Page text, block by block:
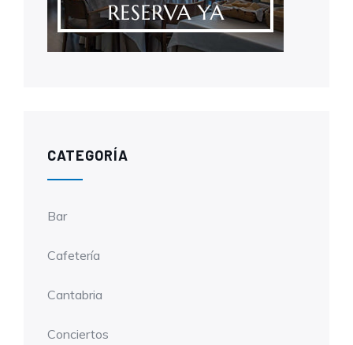
CATEGORÍA
Bar
Cafetería
Cantabria
Conciertos